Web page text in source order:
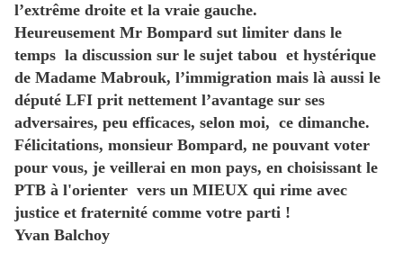
l’extrême droite et la vraie gauche.‭
‬Heureusement Mr Bompard sut limiter dans le
temps la discussion sur le sujet tabou‭ ‬et hystérique
de Madame Mabrouk,‭ ‬l’immigration mais là aussi le
député LFI prit nettement l’avantage sur ses
adversaires,‭ ‬peu efficaces, selon moi, ce dimanche.
Félicitations,‭ ‬monsieur Bompard,‭ ‬ne pouvant voter
pour vous,‭ ‬je veillerai en mon pays,‭ ‬en choisissant le
PTB à l'orienter vers un MIEUX qui rime avec
justice et fraternité comme votre parti‭ !
Yvan Balchoy